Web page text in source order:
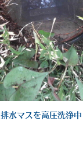
排水マスを高圧洗浄中